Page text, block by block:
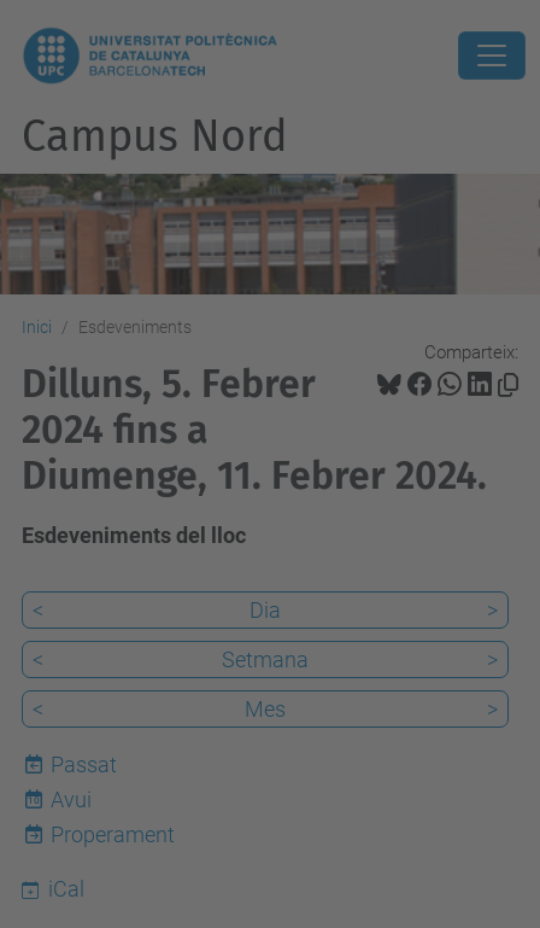
Campus Nord
Inici Esdeveniments
Comparteix:
Dilluns, 5. Febrer
2024 fins a
Diumenge, 11. Febrer 2024.
Esdeveniments del lloc
< Dia
>
<
Setmana
>
<
Mes >
Passat
10
Avui
Properament
iCal